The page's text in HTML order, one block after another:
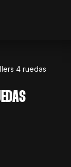
4 ruedas